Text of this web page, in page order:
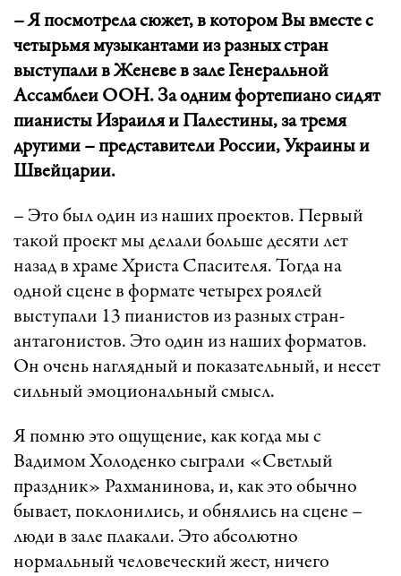
– Я посмотрела сюжет, в котором Вы вместе с
четырьмя музыкантами из разных стран
выступали в Женеве в зале Генеральной
Ассамблеи ООН. За одним фортепиано сидят
пианисты Израиля и Палестины, за тремя
другими – представители России, Украины и
Швейцарии.
– Это был один из наших проектов. Первый
такой проект мы делали больше десяти лет
назад в храме Христа Спасителя. Тогда на
одной сцене в формате четырех роялей
выступали 13 пианистов из разных стран-
антагонистов. Это один из наших форматов.
Он очень наглядный и показательный, и несет
сильный эмоциональный смысл.
Я помню это ощущение, как когда мы с
Вадимом Холоденко сыграли «Светлый
праздник» Рахманинова, и, как это обычно
бывает, поклонились, и обнялись на сцене –
люди в зале плакали. Это абсолютно
нормальный человеческий жест, ничего